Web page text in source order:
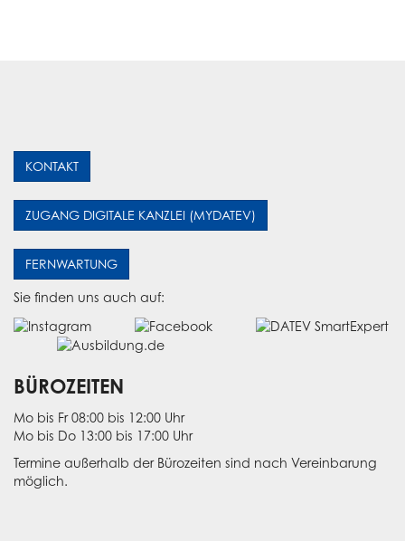
KONTAKT
ZUGANG DIGITALE KANZLEI (MYDATEV)
FERNWARTUNG
Sie finden uns auch auf:
BÜROZEITEN
Mo bis Fr 08:00 bis 12:00 Uhr
Mo bis Do 13:00 bis 17:00 Uhr
Termine außerhalb der Bürozeiten sind nach Vereinbarung
möglich.